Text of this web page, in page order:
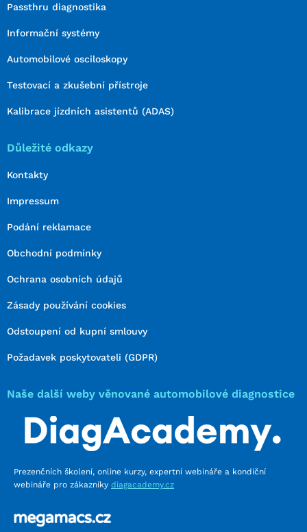
Passthru diagnostika
Informační systémy
Automobilové osciloskopy
Testovací a zkušební přístroje
Kalibrace jízdních asistentů (ADAS)
Důležité odkazy
Kontakty
Impressum
Podání reklamace
Obchodní podmínky
Ochrana osobních údajů
Zásady používání cookies
Odstoupení od kupní smlouvy
Požadavek poskytovateli (GDPR)
Naše další weby věnované automobilové diagnostice
Prezenčních školení, online kurzy, expertní webináře a kondiční
webináře pro zákazníky diagacademy.cz